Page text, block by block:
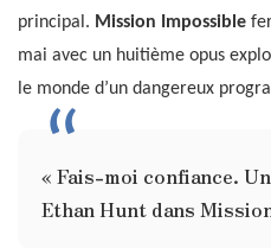
principal. Mission Impossible
mai avec un huitième opus
le monde d’un dangereux
« Fais-moi confiance.
Ethan Hunt dans